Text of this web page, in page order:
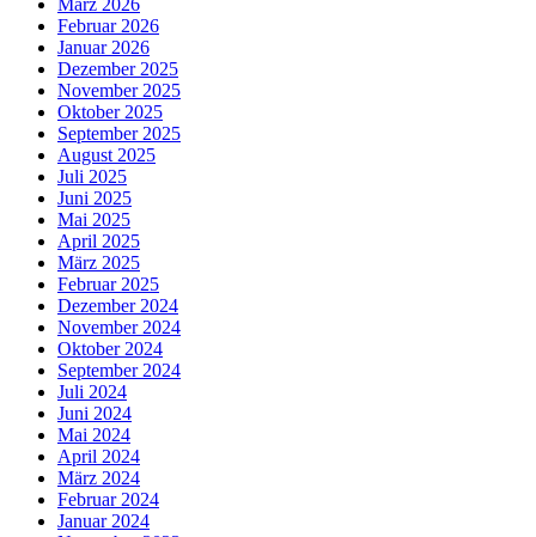
März 2026
Februar 2026
Januar 2026
Dezember 2025
November 2025
Oktober 2025
September 2025
August 2025
Juli 2025
Juni 2025
Mai 2025
April 2025
März 2025
Februar 2025
Dezember 2024
November 2024
Oktober 2024
September 2024
Juli 2024
Juni 2024
Mai 2024
April 2024
März 2024
Februar 2024
Januar 2024